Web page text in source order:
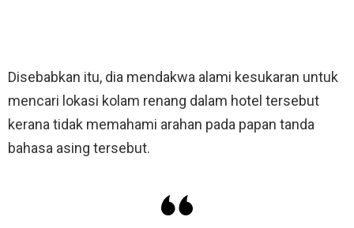
Disebabkan itu, dia mendakwa alami kesukaran untuk
mencari lokasi kolam renang dalam hotel tersebut
kerana tidak memahami arahan pada papan tanda
bahasa asing tersebut.